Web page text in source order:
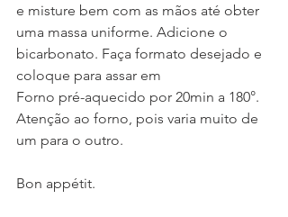
e misture bem com as mãos até obter
uma massa uniforme. Adicione o
bicarbonato. Faça formato desejado e
coloque para assar em
Forno pré-aquecido por 20min a 180°.
Atenção ao forno, pois varia muito de
um para o outro.
Bon appétit.